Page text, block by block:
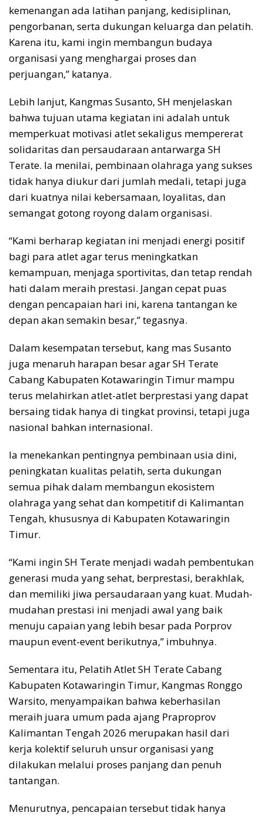
kemenangan ada latihan panjang, kedisiplinan,
pengorbanan, serta dukungan keluarga dan pelatih.
Karena itu, kami ingin membangun budaya
organisasi yang menghargai proses dan
perjuangan,” katanya.
Lebih lanjut, Kangmas Susanto, SH menjelaskan
bahwa tujuan utama kegiatan ini adalah untuk
memperkuat motivasi atlet sekaligus mempererat
solidaritas dan persaudaraan antarwarga SH
Terate. Ia menilai, pembinaan olahraga yang sukses
tidak hanya diukur dari jumlah medali, tetapi juga
dari kuatnya nilai kebersamaan, loyalitas, dan
semangat gotong royong dalam organisasi.
“Kami berharap kegiatan ini menjadi energi positif
bagi para atlet agar terus meningkatkan
kemampuan, menjaga sportivitas, dan tetap rendah
hati dalam meraih prestasi. Jangan cepat puas
dengan pencapaian hari ini, karena tantangan ke
depan akan semakin besar,” tegasnya.
Dalam kesempatan tersebut, kang mas Susanto
juga menaruh harapan besar agar SH Terate
Cabang Kabupaten Kotawaringin Timur mampu
terus melahirkan atlet-atlet berprestasi yang dapat
bersaing tidak hanya di tingkat provinsi, tetapi juga
nasional bahkan internasional.
Ia menekankan pentingnya pembinaan usia dini,
peningkatan kualitas pelatih, serta dukungan
semua pihak dalam membangun ekosistem
olahraga yang sehat dan kompetitif di Kalimantan
Tengah, khususnya di Kabupaten Kotawaringin
Timur.
“Kami ingin SH Terate menjadi wadah pembentukan
generasi muda yang sehat, berprestasi, berakhlak,
dan memiliki jiwa persaudaraan yang kuat. Mudah-
mudahan prestasi ini menjadi awal yang baik
menuju capaian yang lebih besar pada Porprov
maupun event-event berikutnya,” imbuhnya.
Sementara itu, Pelatih Atlet SH Terate Cabang
Kabupaten Kotawaringin Timur, Kangmas Ronggo
Warsito, menyampaikan bahwa keberhasilan
meraih juara umum pada ajang Praproprov
Kalimantan Tengah 2026 merupakan hasil dari
kerja kolektif seluruh unsur organisasi yang
dilakukan melalui proses panjang dan penuh
tantangan.
Menurutnya, pencapaian tersebut tidak hanya